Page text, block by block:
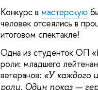
Конкурс в мастерскую
человек отсеялись в
итоговом спектакле!
Одна из студенток ОП
роли: младшего
ветеранов: «У каждого
роли. Один показ —